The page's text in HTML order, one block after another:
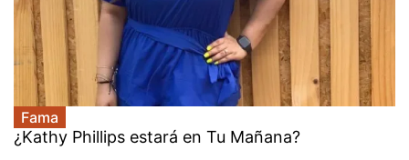
Fama
¿Kathy Phillips estará en Tu Mañana?